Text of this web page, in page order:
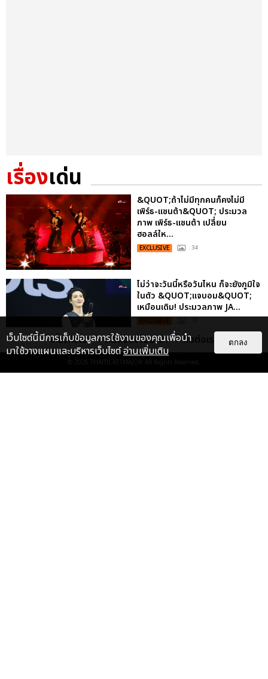
เรื่องเด่น
&QUOT;ถ้าไม่มีทุกคนก็คงไม่มี
เพิร์ธ-แซนต้า&QUOT; ประมวล
ภาพ เพิร์ธ-แซนต้า เปลี่ยน
ฮอลล์ให...
EXCLUSIVE : 34
ไม่ว่าจะวันนี้หรือวันไหน ก็จะยังภูมิใจ
ในตัว &QUOT;แจบอม&QUOT;
เหมือนเดิม! ประมวลภาพ JA...
EXCLUSIVE
ประมวลภาพงาน “มีสติแล้วลูกพีช
เกี่ยวกับเรา ติดต่อลงโฆษณา ติดต่อเรา
© 2026 THAITICKETMAJOR All Rights Reserved.
เว็บไซต์นี้มีการเก็บข้อมูลการใช้งานของคุณเพื่อนำ
มาใช้วางแผนและบริหารเว็บไซต์อ่านเพิ่มเติม
ตกลง